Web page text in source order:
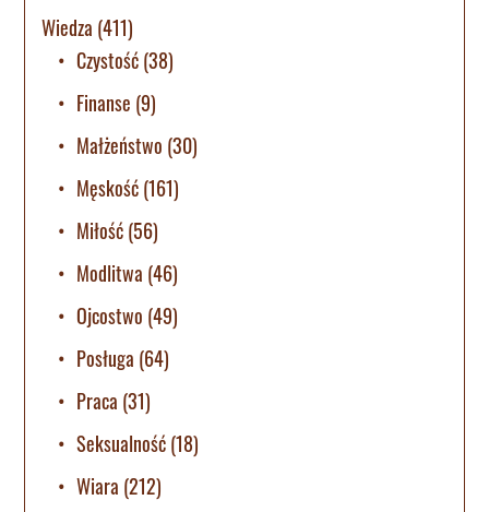
Wiedza (411)
Czystość(38)
Finanse (9)
Małżeństwo (30)
Męskość(161)
Miłość(56)
Modlitwa (46)
Ojcostwo (49)
Posługa (64)
Praca (31)
Seksualność(18)
Wiara (212)